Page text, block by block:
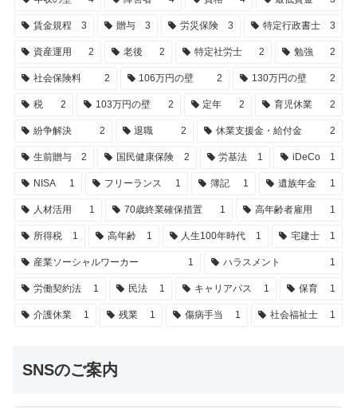
賃金規程 3 贈与 3 労災保険 3 特定行政書士 3
資産運用 2 老後 2 特定社労士 2 勉強 2
社会保険料 2 106万円の壁 2 130万円の壁 2
税 2 103万円の壁 2 定年 2 育児休業 2
紛争解決 2 退職 2 休業支援金・給付金 2
生前贈与 2 国民健康保険 2 労基法 1 iDeCo 1
NISA 1 フリーランス 1 簿記 1 遺族年金 1
人材活用 1 70歳終業確保措置 1 高年齢者雇用 1
所得税 1 高年齢 1 人生100年時代 1 宅建士 1
産業ソーシャルワーカー 1 ハラスメント 1
労働契約法 1 民法 1 キャリアパス 1 保育 1
介護休業 1 残業 1 傷病手当 1 社会福祉士 1
SNSのご案内